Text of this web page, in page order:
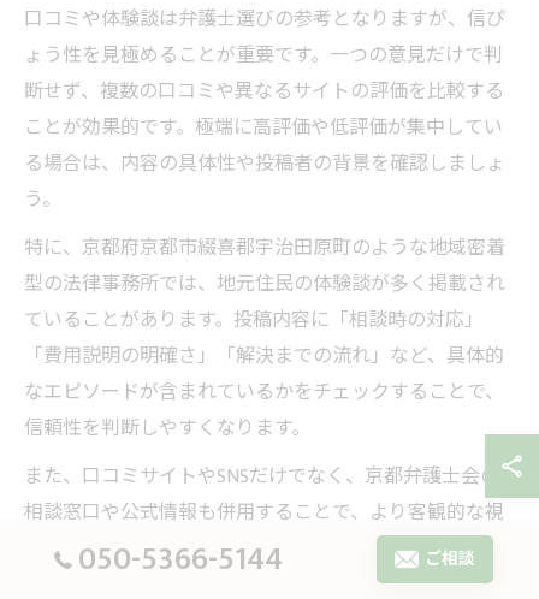
口コミや体験談は弁護士選びの参考となりますが、信ぴ
ょう性を見極めることが重要です。一つの意見だけで判
断せず、複数の口コミや異なるサイトの評価を比較する
ことが効果的です。極端に高評価や低評価が集中してい
る場合は、内容の具体性や投稿者の背景を確認しましょ
う。
特に、京都府京都市綴喜郡宇治田原町のような地域密着
型の法律事務所では、地元住民の体験談が多く掲載され
ていることがあります。投稿内容に「相談時の対応」
「費用説明の明確さ」「解決までの流れ」など、具体的
なエピソードが含まれているかをチェックすることで、
信頼性を判断しやすくなります。
また、口コミサイトやSNSだけでなく、京都弁護士会の
相談窓口や公式情報も併用することで、より客観的な視
点を持つことができます。信ぴょう性の高い情報をもと
に、冷静に弁護士選びを進めることが失敗回避の鍵とな
050-5366-5144 ご相談